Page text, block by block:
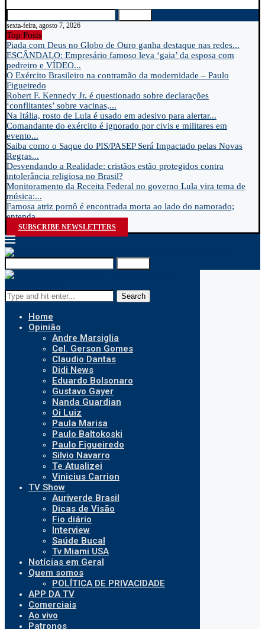
sexta-feira, agosto 7, 2026
Top Posts
Piada com Deus no Globo de Ouro ganha destaque nas redes...
ESCÂNDALO: Empresário famoso leva ‘gaia’ da esposa com
pedreiro e VÍDEO...
O Exército Brasileiro na contramão da modernidade – Paulo
Figueiredo
Robert F. Kennedy Jr. é questionado sobre declarações
‘conflitantes’ sobre vacinas,...
Na Itália, rosto de Lula é usado em adesivo para alertar...
Comandante do exército é ignorado por civis e militares em
evento...
Saiba como o Saque do PIS/PASEP Será Impactado pelas Novas
Regras...
Desvendando a Realidade: cristãos estão protegidos contra
intolerância religiosa no Brasil?
Monitoramento da Receita Federal no governo Lula vira tema de
música:...
Famosa atriz pornô é encontrada morta ao lado do namorado;
entenda...
SUBSCRIBE NEWSLETTERS
Search
Home
Opinião
Andre Marsiglia
Cel. Gerson Gomes
Claudio Dantas
Didi News
Eduardo Bolsonaro
Gustavo Gayer
Nanda Guardian
Oi Luiz
Paula Marisa
Paulo Baltokoski
Paulo Figueiredo
Silvio Navarro
Te Atualizei
Vinicius Carrion
TV Show
Auriverde Brasil
Dicas de Visão
Fio diário
Interview
Saúde Bucal
Tv Miami USA
Notícias em Geral
Quem somos
POLÍTICA DE PRIVACIDADE
APP DA TV
Comerciais
Ao vivo
Patronos